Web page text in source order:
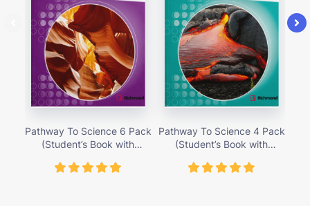
Pathway To Science 6 Pack
(Student’s Book with
419,000 vnđ
Pathway To Science 4 Pack
(Student’s Book with
419,000 vnđ